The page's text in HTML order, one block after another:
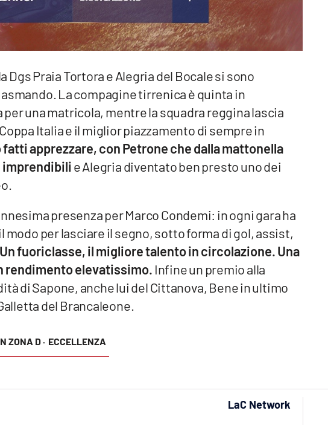
ZONA D · ECCELLENZA
Dgs Praia Tortora e Alegria del Bocale si sono
La compagine tirrenica è quinta in
una matricola, mentre la squadra reggina lascia
Italia e il miglior piazzamento di sempre in
apprezzare, con Petrone che dalla mattonella
e Alegria diventato ben presto uno dei
presenza per Marco Condemi: in ogni gara ha
per lasciare il segno, sotto forma di gol, assist,
Un fuoriclasse, il migliore talento in circolazione. Una
rendimento elevatissimo. Infine un premio alla
di Sapone, anche lui del Cittanova, Bene in ultimo
del Brancaleone.
LaC Network